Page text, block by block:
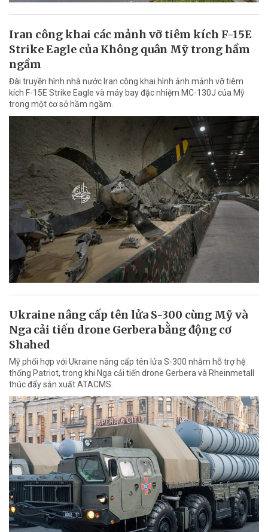
Iran công khai các mảnh vỡ tiêm kích F-15E
Strike Eagle của Không quân Mỹ trong hầm
ngầm
Đài truyền hình nhà nước Iran công khai hình ảnh mảnh vỡ tiêm
kích F-15E Strike Eagle và máy bay đặc nhiệm MC-130J của Mỹ
trong một cơ sở hầm ngầm.
Ukraine nâng cấp tên lửa S-300 cùng Mỹ và
Nga cải tiến drone Gerbera bằng động cơ
Shahed
Mỹ phối hợp với Ukraine nâng cấp tên lửa S-300 nhằm hỗ trợ hệ
thống Patriot, trong khi Nga cải tiến drone Gerbera và Rheinmetall
thúc đẩy sản xuất ATACMS.